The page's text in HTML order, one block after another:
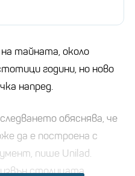
тайната, около
години, но ново
напред.
обяснява, че
да е построена с
пише Unilad.
столицата